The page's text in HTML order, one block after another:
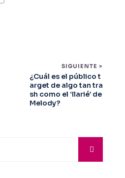
SIGUIENTE >
¿Cuál es el público t
arget de algo tan tra
sh como el ‘Ilarié’ de
Melody?